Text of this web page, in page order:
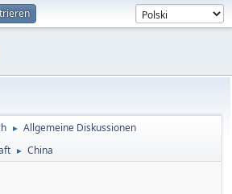
► Allgemeine Diskussionen
► China